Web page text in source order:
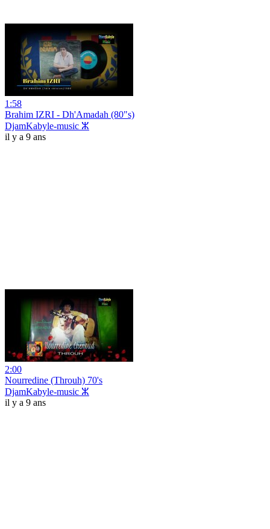
1:58
Brahim IZRI - Dh'Amadah (80"s)
DjamKabyle-music ⵣ
il y a 9 ans
2:00
Nourredine (Throuh) 70's
DjamKabyle-music ⵣ
il y a 9 ans